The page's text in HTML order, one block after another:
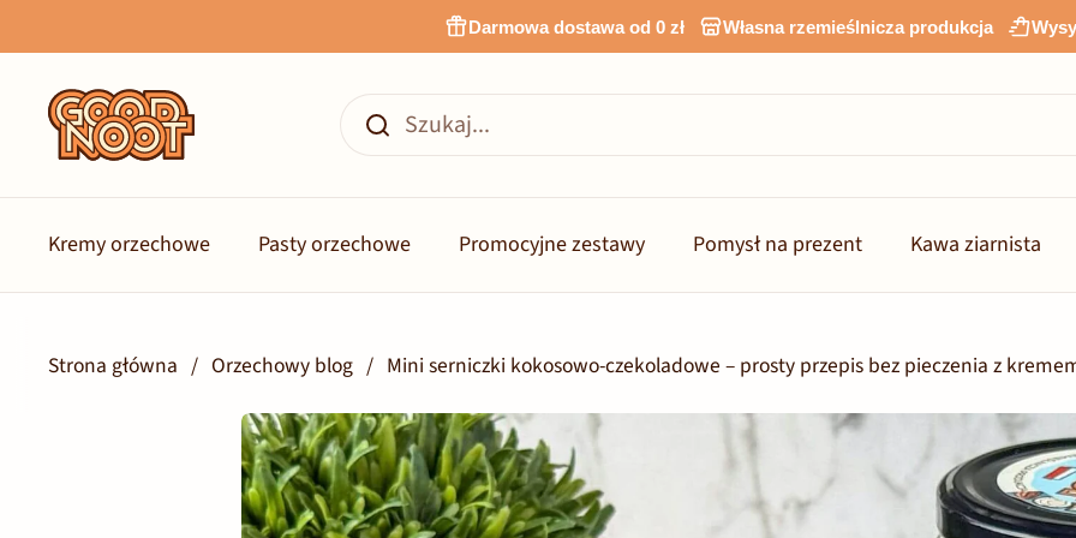
Darmowa dostawa od 0 zł Własna rzemieślnicza produkcja
Kremy orzechowe Pasty orzechowe Promocyjne zestawy Pomysł na prezent Kawa ziarnista
Strona główna / Orzechowy blog / Mini serniczki kokosowo-czekoladowe – prosty przepis bez pieczenia z